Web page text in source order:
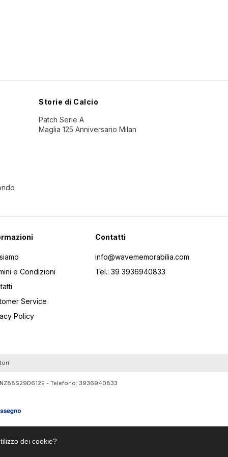
dei cookie?
Storie di Calcio
Patch Serie A
Maglia 125 Anniversario Milan
e Condizioni
Service
Policy
Contatti
info@wavememorabilia.com
Tel.: 39 3936940833
- Telefono: 3936940833